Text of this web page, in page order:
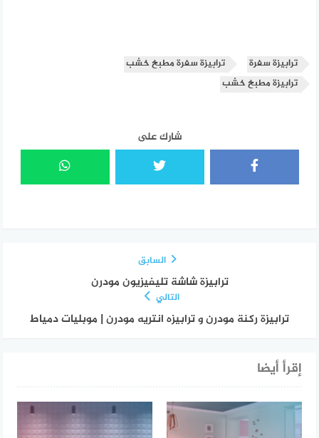
ترابيزة سفرة
ترابيزة سفرة مطبخ خشب
ترابيزة مطبخ خشب
شارك على
السابق
ترابيزة شاشة تليفيزيون مودرن
التالي
ترابيزة ركنة مودرن و ترابيزه انتريه مودرن | موبليات دمياط
إقرأ أيضا